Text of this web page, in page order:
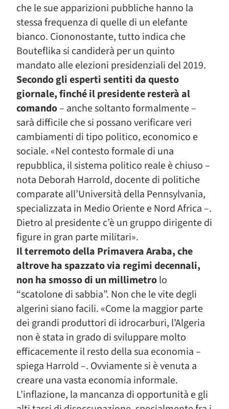
che le sue apparizioni pubbliche hanno la
stessa frequenza di quelle di un elefante
bianco. Ciononostante, tutto indica che
Bouteflika si candiderà per un quinto
mandato alle elezioni presidenziali del 2019.
Secondo gli esperti sentiti da questo
giornale, finché il presidente resterà al
comando– anche soltanto formalmente –
sarà difficile che si possano verificare veri
cambiamenti di tipo politico, economico e
sociale. «Nel contesto formale di una
repubblica, il sistema politico reale è chiuso –
nota Deborah Harrold, docente di politiche
comparate all’Università della Pennsylvania,
specializzata in Medio Oriente e Nord Africa –.
Dietro al presidente c’è un gruppo dirigente di
figure in gran parte militari».
Il terremoto della Primavera Araba, che
altrove ha spazzato via regimi decennali,
non ha smosso di un millimetrolo
“scatolone di sabbia”. Non che le vite degli
algerini siano facili. «Come la maggior parte
dei grandi produttori di idrocarburi, l’Algeria
non è stata in grado di sviluppare molto
efficacemente il resto della sua economia –
spiega Harrold –. Ovviamente si è venuta a
creare una vasta economia informale.
L’inflazione, la mancanza di opportunità e gli